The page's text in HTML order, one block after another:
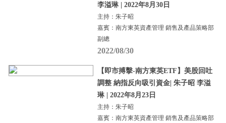
李溢琳 | 2022年8月30日
主持：朱子昭
嘉賓：南方東英資產管理 銷售及產品策略部
副總
2022/08/30
【即市搏擊-南方東英ETF】美股回吐
調整 納指反向吸引資金| 朱子昭 李溢
琳 | 2022年8月23日
主持：朱子昭
嘉賓：南方東英資產管理 銷售及產品策略部